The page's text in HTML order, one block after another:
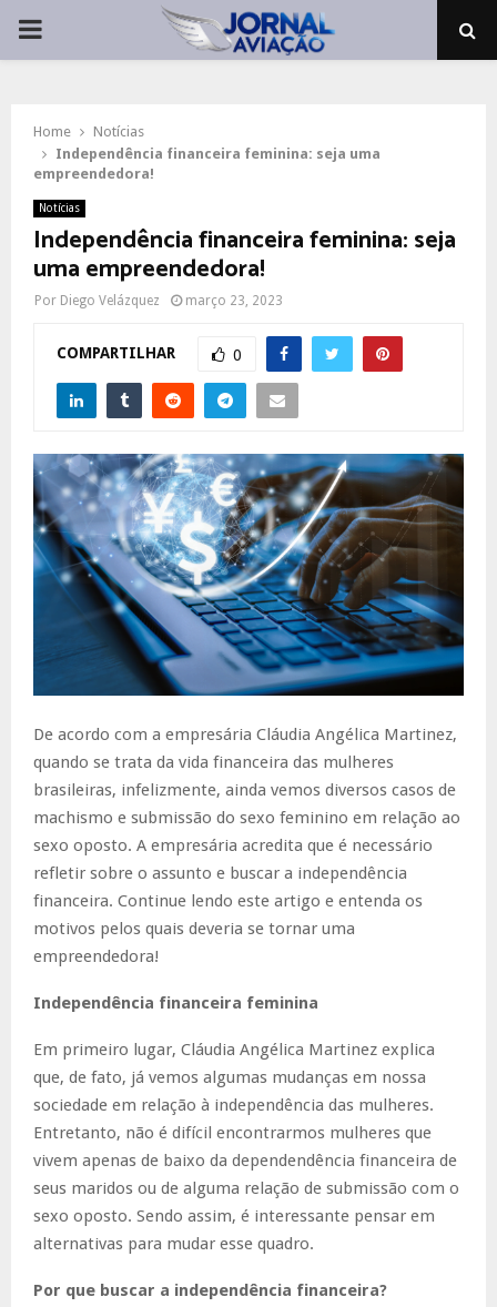
PRIMARY
Home
Notícias
Independência financeira feminina: seja uma
empreendedora!
Notícias
Independência financeira feminina: seja
uma empreendedora!
Por Diego Velázquez março 23, 2023
COMPARTILHAR 0
De acordo com a empresária Cláudia Angélica Martinez,
quando se trata da vida financeira das mulheres
brasileiras, infelizmente, ainda vemos diversos casos de
machismo e submissão do sexo feminino em relação ao
sexo oposto. A empresária acredita que é necessário
refletir sobre o assunto e buscar a independência
financeira. Continue lendo este artigo e entenda os
motivos pelos quais deveria se tornar uma
empreendedora!
Independência financeira feminina
Em primeiro lugar, Cláudia Angélica Martinez explica
que, de fato, já vemos algumas mudanças em nossa
sociedade em relação à independência das mulheres.
Entretanto, não é difícil encontrarmos mulheres que
vivem apenas de baixo da dependendência financeira de
seus maridos ou de alguma relação de submissão com o
sexo oposto. Sendo assim, é interessante pensar em
alternativas para mudar esse quadro.
Por que buscar a independência financeira?